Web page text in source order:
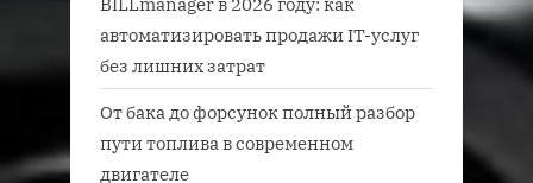
автоматизировать продажи IT-услуг
без лишних затрат
От бака до форсунок полный разбор
пути топлива в современном
двигателе